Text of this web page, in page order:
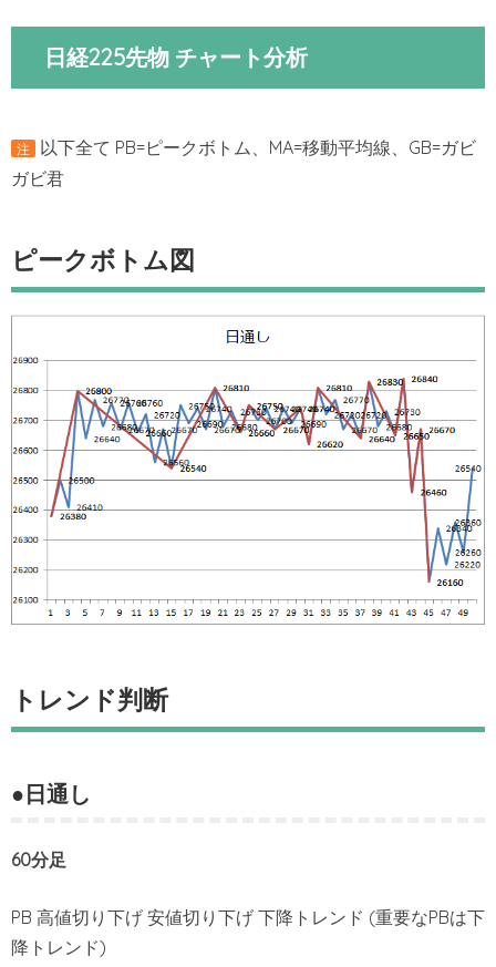
日経225先物 チャート分析
注
以下全て PB=ピークボトム、MA=移動平均線、GB=ガビ
ガビ君
ピークボトム図
トレンド判断
●日通し
60分足
PB 高値切り下げ 安値切り下げ 下降トレンド (重要なPBは下
降トレンド)